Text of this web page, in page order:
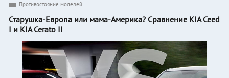
Противостояние моделей
Старушка-Европа или мама-Америка? Сравнение KIA Ceed
I и KIA Cerato II